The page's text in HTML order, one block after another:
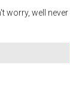
worry, well